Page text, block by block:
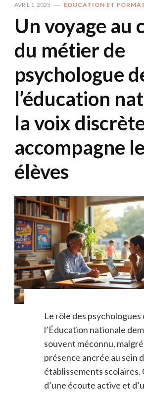
AVRIL 1, 2025 ÉDUCATION ET
Un voyage au
du métier de
psychologue
l’éducation
la voix
accompagne
élèves
Le rôle des psychologues
l’Éducation nationale
souvent méconnu,
présence ancrée au sein
établissements scolaires.
d’une écoute active et